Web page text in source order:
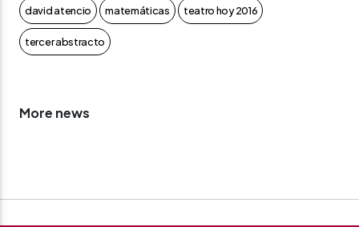
david atencio matemáticas teatro hoy 2016
tercer abstracto
More news